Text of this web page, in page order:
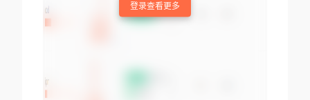
登录查看更多